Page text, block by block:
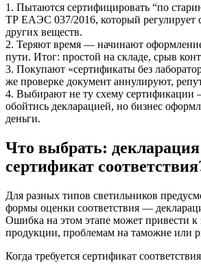
1. Пытаются сертифицировать “по
ТР ЕАЭС 037/2016, который регулирует
других веществ.
2. Теряют время — начинают
пути. Итог: простой на складе, срыв
3. Покупают «сертификаты без
же проверке документ аннулируют,
4. Выбирают не ту схему
обойтись декларацией, но бизнес
деньги.
Что выбрать:
сертификат
Для разных типов светильников
формы оценки соответствия —
Ошибка на этом этапе может привести к
продукции, проблемам на таможне или
Когда требуется сертификат